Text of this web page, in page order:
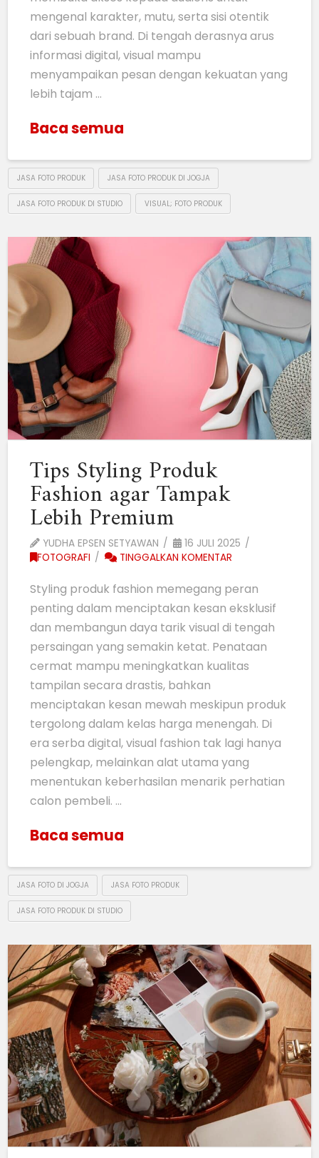
mengenal karakter, mutu, serta sisi otentik
dari sebuah brand. Di tengah derasnya arus
informasi digital, visual mampu
menyampaikan pesan dengan kekuatan yang
lebih tajam …
Baca semua
JASA FOTO PRODUK JASA FOTO PRODUK DI JOGJA
JASA FOTO PRODUK DI STUDIO VISUAL; FOTO PRODUK
Tips Styling Produk
Fashion agar Tampak
Lebih Premium
YUDHA EPSEN SETYAWAN
16 JULI 2025
FOTOGRAFI
TINGGALKAN KOMENTAR
Styling produk fashion memegang peran
penting dalam menciptakan kesan eksklusif
dan membangun daya tarik visual di tengah
persaingan yang semakin ketat. Penataan
cermat mampu meningkatkan kualitas
tampilan secara drastis, bahkan
menciptakan kesan mewah meskipun produk
tergolong dalam kelas harga menengah. Di
era serba digital, visual fashion tak lagi hanya
pelengkap, melainkan alat utama yang
menentukan keberhasilan menarik perhatian
calon pembeli. …
Baca semua
JASA FOTO DI JOGJA JASA FOTO PRODUK
JASA FOTO PRODUK DI STUDIO